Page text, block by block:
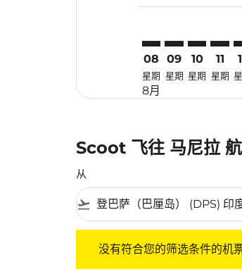
08
星期
8月
09
星期
10
星期
11
星期
Scoot 飞往 马尼拉
从
flight_takeoff
没有符合您的筛选条件的机